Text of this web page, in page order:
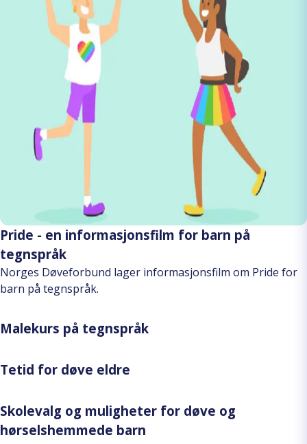
Pride - en informasjonsfilm for barn på
tegnspråk
Norges Døveforbund lager informasjonsfilm om Pride for
barn på tegnspråk.
Malekurs på tegnspråk
Tetid for døve eldre
Skolevalg og muligheter for døve og
hørselshemmede barn